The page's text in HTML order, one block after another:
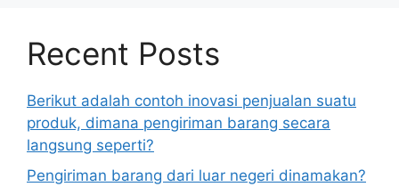
Recent Posts
Berikut adalah contoh inovasi penjualan suatu
produk, dimana pengiriman barang secara
langsung seperti?
Pengiriman barang dari luar negeri dinamakan?